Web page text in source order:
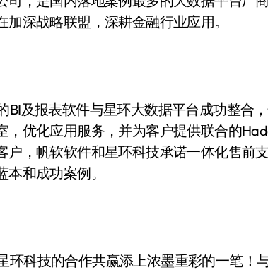
深战略联盟，深耕金融行业应用。
及报表软件与星环大数据平台成功整合，
优化应用服务，并为客户提供联合的
，帆软软件和星环科技承诺一体化售前
和成功案例。
环科技的合作共赢添上浓墨重彩的一笔！